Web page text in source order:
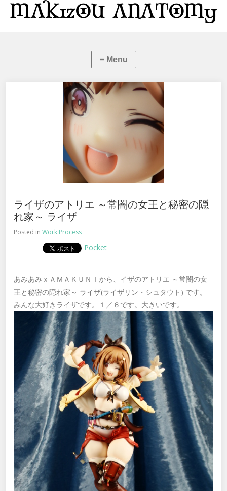
ライザのアトリエ ～常闇の女王と秘密の隠
れ家～ ライザ
Posted inWork Process
Pocket
あみあみｘＡＭＡＫＵＮＩから、イザのアトリエ ～常闇の女
王と秘密の隠れ家～ ライザ(ライザリン・シュタウト) です。
みんな大好きライザです。１／６です。大きいです。